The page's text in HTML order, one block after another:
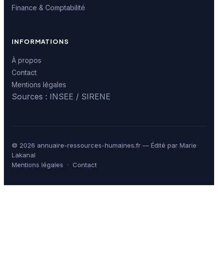
Finance & Comptabilité
INFORMATIONS
À propos
Contact
Mentions légales
Sources : INSEE / SIRENE
© 2026 annuaire-ressources-humaines.fr — Édité par Marie
Lakanal
Mentions légales · Contact